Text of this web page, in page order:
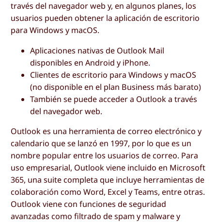
través del navegador web y, en algunos planes, los
usuarios pueden obtener la aplicación de escritorio
para Windows y macOS.
Aplicaciones nativas de Outlook Mail
disponibles en Android y iPhone.
Clientes de escritorio para Windows y macOS
(no disponible en el plan Business más barato)
También se puede acceder a Outlook a través
del navegador web.
Outlook es una herramienta de correo electrónico y
calendario que se lanzó en 1997, por lo que es un
nombre popular entre los usuarios de correo. Para
uso empresarial, Outlook viene incluido en Microsoft
365, una suite completa que incluye herramientas de
colaboración como Word, Excel y Teams, entre otras.
Outlook viene con funciones de seguridad
avanzadas como filtrado de spam y malware y